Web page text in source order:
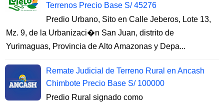
Terrenos Precio Base S/ 45276
Predio Urbano, Sito en Calle Jeberos, Lote 13,
Mz. 9, de la Urbanizaci�n San Juan, distrito de
Yurimaguas, Provincia de Alto Amazonas y Depa...
Remate Judicial de Terreno Rural en Ancash
Chimbote Precio Base S/ 100000
Predio Rural signado como